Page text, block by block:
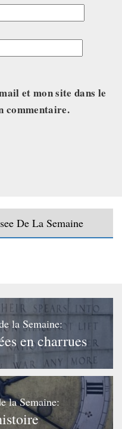
et mon site dans le
commentaire.
De La Semaine
la Semaine:
en charrues
la Semaine: